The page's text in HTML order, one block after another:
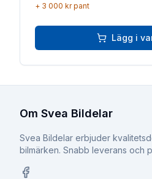
+ 3 000 krpant
Lägg i
Om Svea Bildelar
Svea Bildelar erbjuder
bilmärken. Snabb leverans och